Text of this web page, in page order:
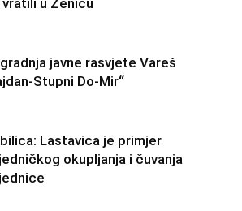
javne rasvjete Vareš
Stupni Do-Mir“
Lastavica je primjer
okupljanja i čuvanja